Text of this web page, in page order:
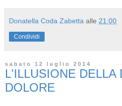
Donatella Coda Zabetta alle 21:00
Condividi
sabato 12 luglio 2014
L'ILLUSIONE DELLA
DOLORE